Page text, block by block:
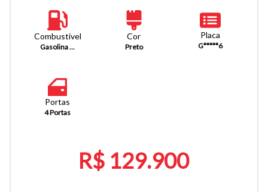
Combustível
Gasolina ...
Cor
Preto
Placa
G*****6
Portas
4 Portas
R$ 129.900